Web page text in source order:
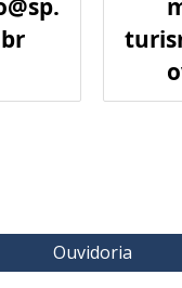
Ouvidoria